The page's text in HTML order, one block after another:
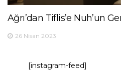
Ağrı’dan Tiflis’e Nuh’un
26 Nisan 2023
[instagram-feed]